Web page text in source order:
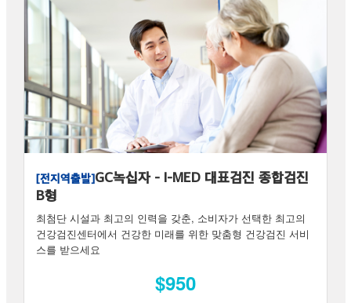
[전지역출발]GC녹십자 - I-MED 대표검진 종합검진
B형
최첨단 시설과 최고의 인력을 갖춘, 소비자가 선택한 최고의
건강검진센터에서 건강한 미래를 위한 맞춤형 건강검진 서비
스를 받으세요
$950